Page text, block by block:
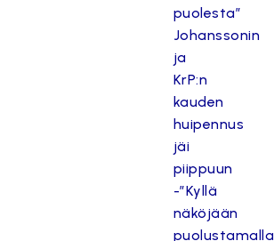
puolesta”
Johanssonin
ja
KrP:n
kauden
huipennus
jäi
piippuun
-”Kyllä
näköjään
puolustamalla